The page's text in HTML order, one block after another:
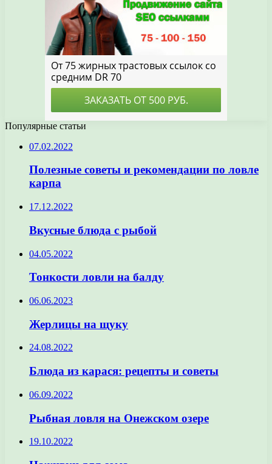
Популярные статьи
07.02.2022
Полезные советы и рекомендации по ловле
карпа
17.12.2022
Вкусные блюда с рыбой
04.05.2022
Тонкости ловли на балду
06.06.2023
Жерлицы на щуку
24.08.2022
Блюда из карася: рецепты и советы
06.09.2022
Рыбная ловля на Онежском озере
19.10.2022